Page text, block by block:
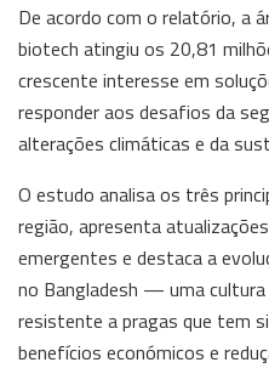
De acordo com o relatório, a
biotech atingiu os 20,81
crescente interesse em
responder aos desafios da
alterações climáticas e da
O estudo analisa os três
região, apresenta
emergentes e destaca a
no Bangladesh — uma
resistente a pragas que tem
benefícios económicos e